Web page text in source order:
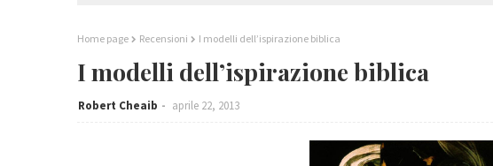
Home page Recensioni I modelli dell’ispirazione biblica
I modelli dell’ispirazione biblica
Robert Cheaib aprile 22, 2013